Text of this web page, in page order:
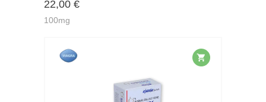
22,00 €
100mg